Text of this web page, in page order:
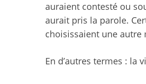
auraient contesté ou
aurait pris la parole.
choisissaient une
En d’autres termes : la